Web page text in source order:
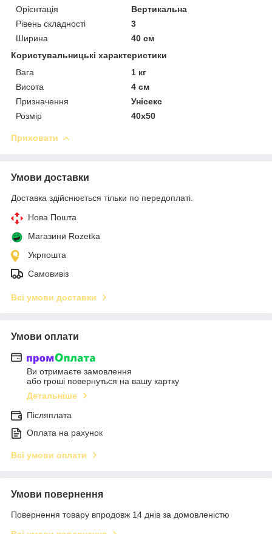
Орієнтація
Вертикальна
Рівень складності
3
Ширина
40 см
Користувальницькі характеристики
Вага
1 кг
Висота
4 см
Призначення
Унісекс
Розмір
40х50
Приховати
Умови доставки
Доставка здійснюється тільки по передоплаті.
Нова Пошта
Магазини Rozetka
Укрпошта
Самовивіз
Всі умови доставки
Умови оплати
Ви отримаєте замовлення
або гроші повернуться на вашу картку
Детальніше
Післяплата
Оплата на рахунок
Всі умови оплати
Умови повернення
Повернення товару впродовж 14 днів за домовленістю